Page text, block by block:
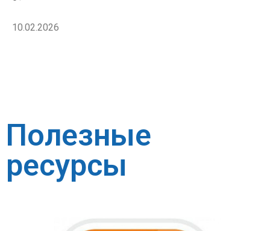
10.02.2026
Полезные
ресурсы